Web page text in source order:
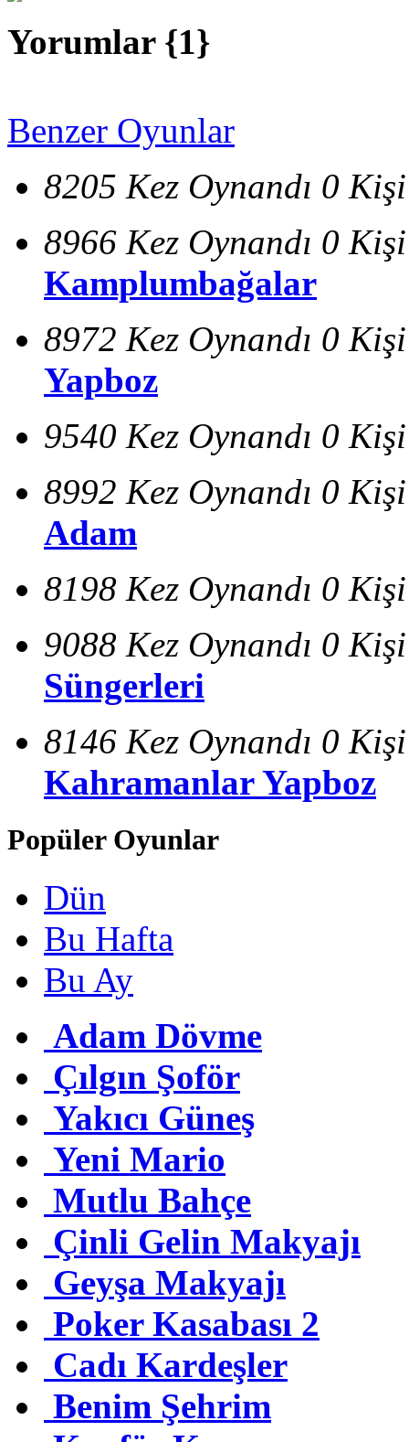
Yorumlar {1}
Benzer Oyunlar
8205 Kez Oynandı 0
8966 Kez Oynandı 0
Kamplumbağalar
8972 Kez Oynandı 0
Yapboz
9540 Kez Oynandı 0
8992 Kez Oynandı 0
Adam
8198 Kez Oynandı 0
9088 Kez Oynandı 0
Süngerleri
8146 Kez Oynandı 0
Kahramanlar Yapboz
Popüler Oyunlar
Dün
Bu Hafta
Bu Ay
Adam Dövme
Çılgın Şoför
Yakıcı Güneş
Yeni Mario
Mutlu Bahçe
Çinli Gelin Makyajı
Geyşa Makyajı
Poker Kasabası 2
Cadı Kardeşler
Benim Şehrim